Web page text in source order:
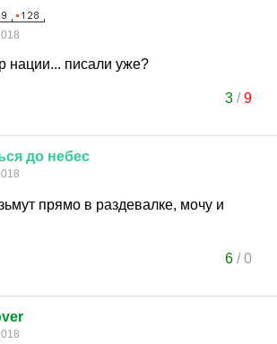
нации... писали уже?
3/9
до небес
прямо в раздевалке, мочу и
6/0